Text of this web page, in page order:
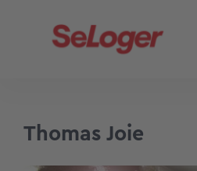
Thomas Joie